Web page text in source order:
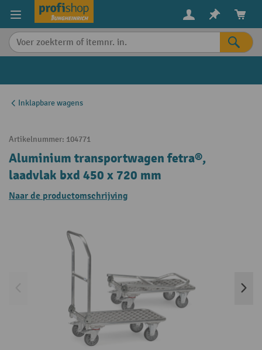
content
Inklapbare wagens
Artikelnummer: 104771
Aluminium transportwagen fetra®,
laadvlak bxd 450 x 720 mm
Naar de productomschrijving